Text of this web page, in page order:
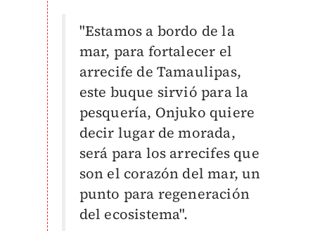
"Estamos a bordo de la
mar, para fortalecer el
arrecife de Tamaulipas,
este buque sirvió para la
pesquería, Onjuko quiere
decir lugar de morada,
será para los arrecifes que
son el corazón del mar, un
punto para regeneración
del ecosistema".